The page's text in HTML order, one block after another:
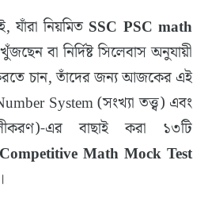
নিয়মিত SSC PSC math
খুঁজছেন বা নির্দিষ্ট সিলেবাস অনুযায়ী
চান, তাঁদের জন্য আজকের এই
System (সংখ্যা তত্ত্ব) এবং
এর বাছাই করা ১৩টি
Competitive Math Mock Test